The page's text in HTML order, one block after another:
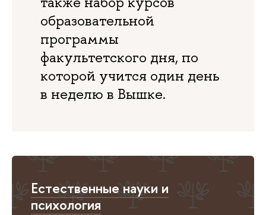
образовательной
программы
факультетского дня, по
которой учится один день
в неделю в Вышке.
Естественные науки и
психология